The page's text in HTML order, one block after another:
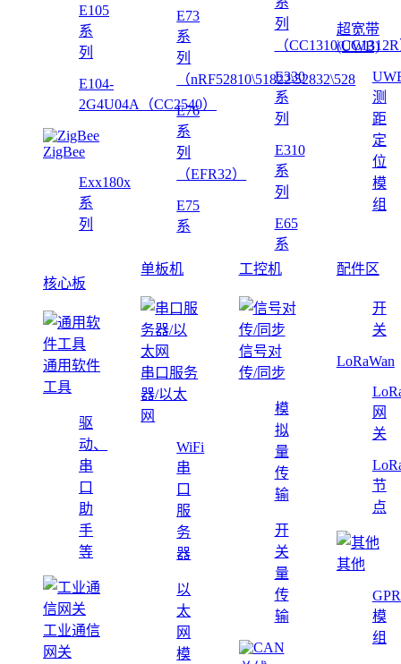
E105
系
列
E104-
2G4U04A（CC2540）
ZigBee
Exx180x
系
列
E73
系
列
（nRF52810\51822\52832\528
E76
系
列
（EFR32）
E75
系
列
（
E330
系
列
E310
系
列
E65
系
超宽带
(UWB)
测
距
定
位
模
组
核心板
单板机 工控机 配件区
通用软件
工具
驱
动、
串
口
助
手
等
工业通信
网关
串口服务
器/以太
网
WiFi
串
口
服
务
器
以
太
网
模
信号对
传/同步
模
拟
量
传
输
开
关
量
传
输
开
关
LoRaWan
网
关
节
点
其他
模
组